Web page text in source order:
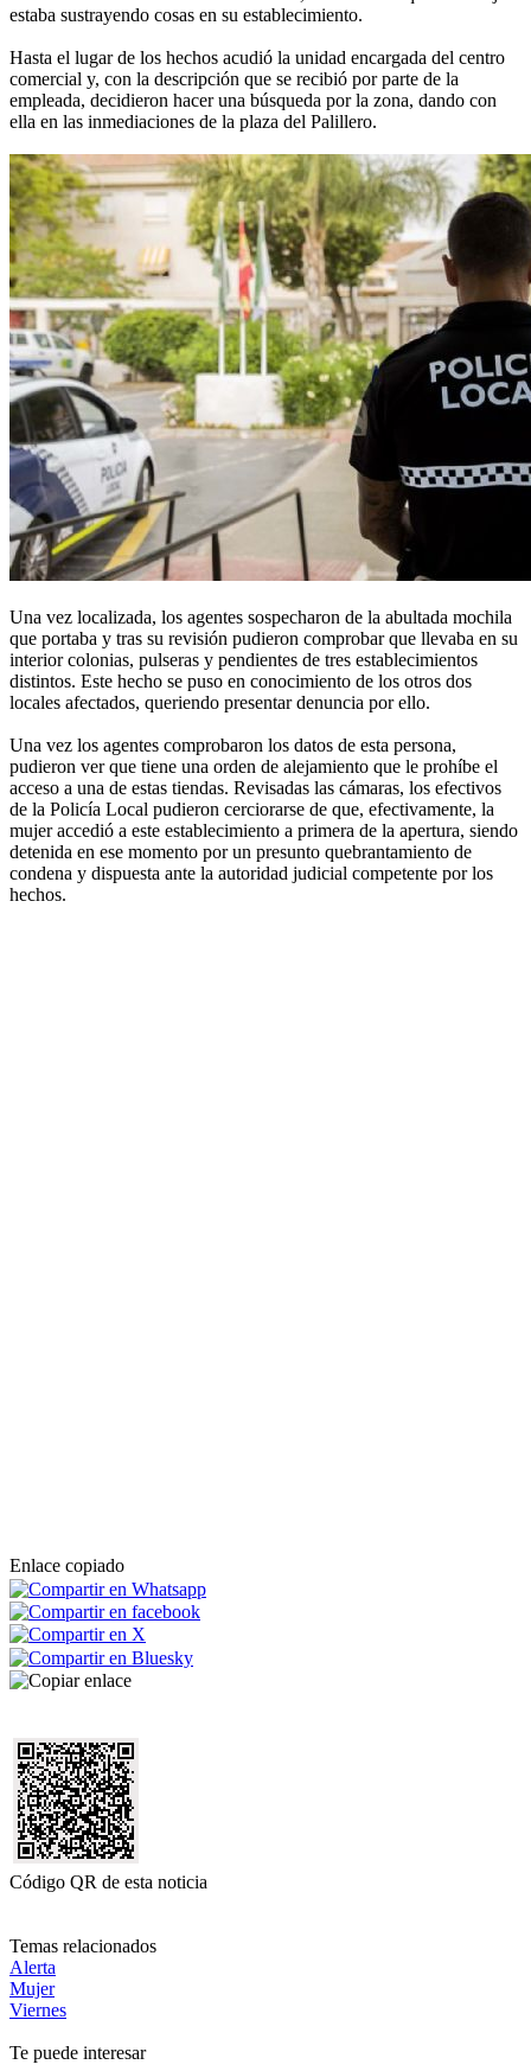
estaba sustrayendo cosas en su establecimiento.
Hasta el lugar de los hechos acudió la unidad encargada del centro
comercial y, con la descripción que se recibió por parte de la
empleada, decidieron hacer una búsqueda por la zona, dando con
ella en las inmediaciones de la plaza del Palillero.
Una vez localizada, los agentes sospecharon de la abultada mochila
que portaba y tras su revisión pudieron comprobar que llevaba en su
interior colonias, pulseras y pendientes de tres establecimientos
distintos. Este hecho se puso en conocimiento de los otros dos
locales afectados, queriendo presentar denuncia por ello.
Una vez los agentes comprobaron los datos de esta persona,
pudieron ver que tiene una orden de alejamiento que le prohíbe el
acceso a una de estas tiendas. Revisadas las cámaras, los efectivos
de la Policía Local pudieron cerciorarse de que, efectivamente, la
mujer accedió a este establecimiento a primera de la apertura, siendo
detenida en ese momento por un presunto quebrantamiento de
condena y dispuesta ante la autoridad judicial competente por los
hechos.
Enlace copiado
Código QR de esta noticia
Temas relacionados
Alerta
Mujer
Viernes
Te puede interesar